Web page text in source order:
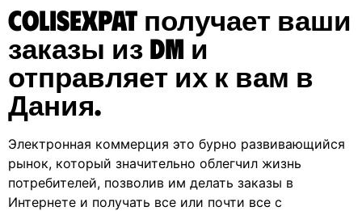
ColisExpat получает ваши
заказы из Dm и
отправляет их к вам в
Дания.
Электронная коммерция это бурно развивающийся
рынок, который значительно облегчил жизнь
потребителей, позволив им делать заказы в
Интернете и получать все или почти все с